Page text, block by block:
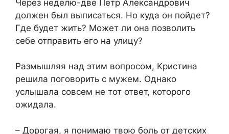
Через неделю-две Петр Александрович
должен был выписаться. Но куда он пойдет?
Где будет жить? Может ли она позволить
себе отправить его на улицу?
Размышляя над этим вопросом, Кристина
решила поговорить с мужем. Однако
услышала совсем не тот ответ, которого
ожидала.
– Дорогая, я понимаю твою боль от детских